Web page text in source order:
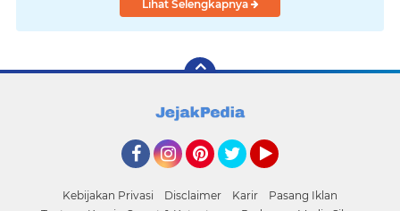
Lihat Selengkapnya
Kebijakan Privasi Disclaimer Karir
Pasang Iklan